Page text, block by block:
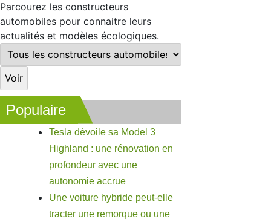
Parcourez les constructeurs
automobiles pour connaitre leurs
actualités et modèles écologiques.
Populaire
Tesla dévoile sa Model 3
Highland : une rénovation en
profondeur avec une
autonomie accrue
Une voiture hybride peut-elle
tracter une remorque ou une